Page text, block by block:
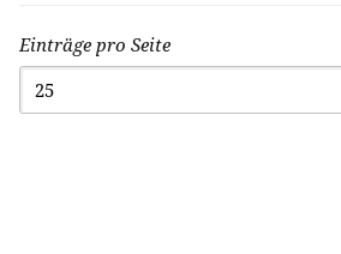
Einträge pro Seite